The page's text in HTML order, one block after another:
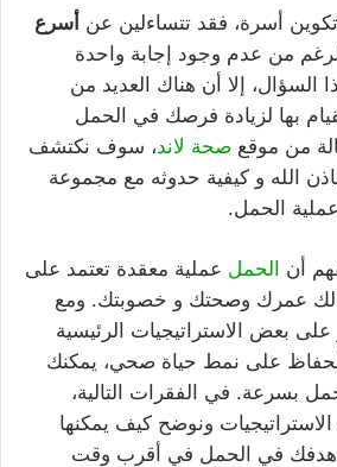
أسرة، فقد تتساءلين عن أسرع
من عدم وجود إجابة واحدة
السؤال، إلا أن هناك العديد من
بها لزيادة فرصك في الحمل
من موقع صحة لاند، سوف نكتشف
الله و كيفية حدوثه مع مجموعة
الحمل.
أن الحمل عملية معقدة تعتمد على
عمرك وصحتك و خصوبتك. ومع
بعض الاستراتيجيات الرئيسية
على نمط حياة صحي، يمكنك
بسرعة. في الفقرات التالية،
ونوضح كيف يمكنها
في الحمل في أقرب وقت